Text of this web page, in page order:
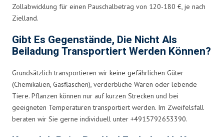
Zollabwicklung für einen Pauschalbetrag von 120-180 €, je nach
Zielland.
Gibt Es Gegenstände, Die Nicht Als
Beiladung Transportiert Werden Können?
Grundsätzlich transportieren wir keine gefährlichen Güter
(Chemikalien, Gasflaschen), verderbliche Waren oder lebende
Tiere. Pflanzen können nur auf kurzen Strecken und bei
geeigneten Temperaturen transportiert werden. Im Zweifelsfall
beraten wir Sie gerne individuell unter +4915792653390.